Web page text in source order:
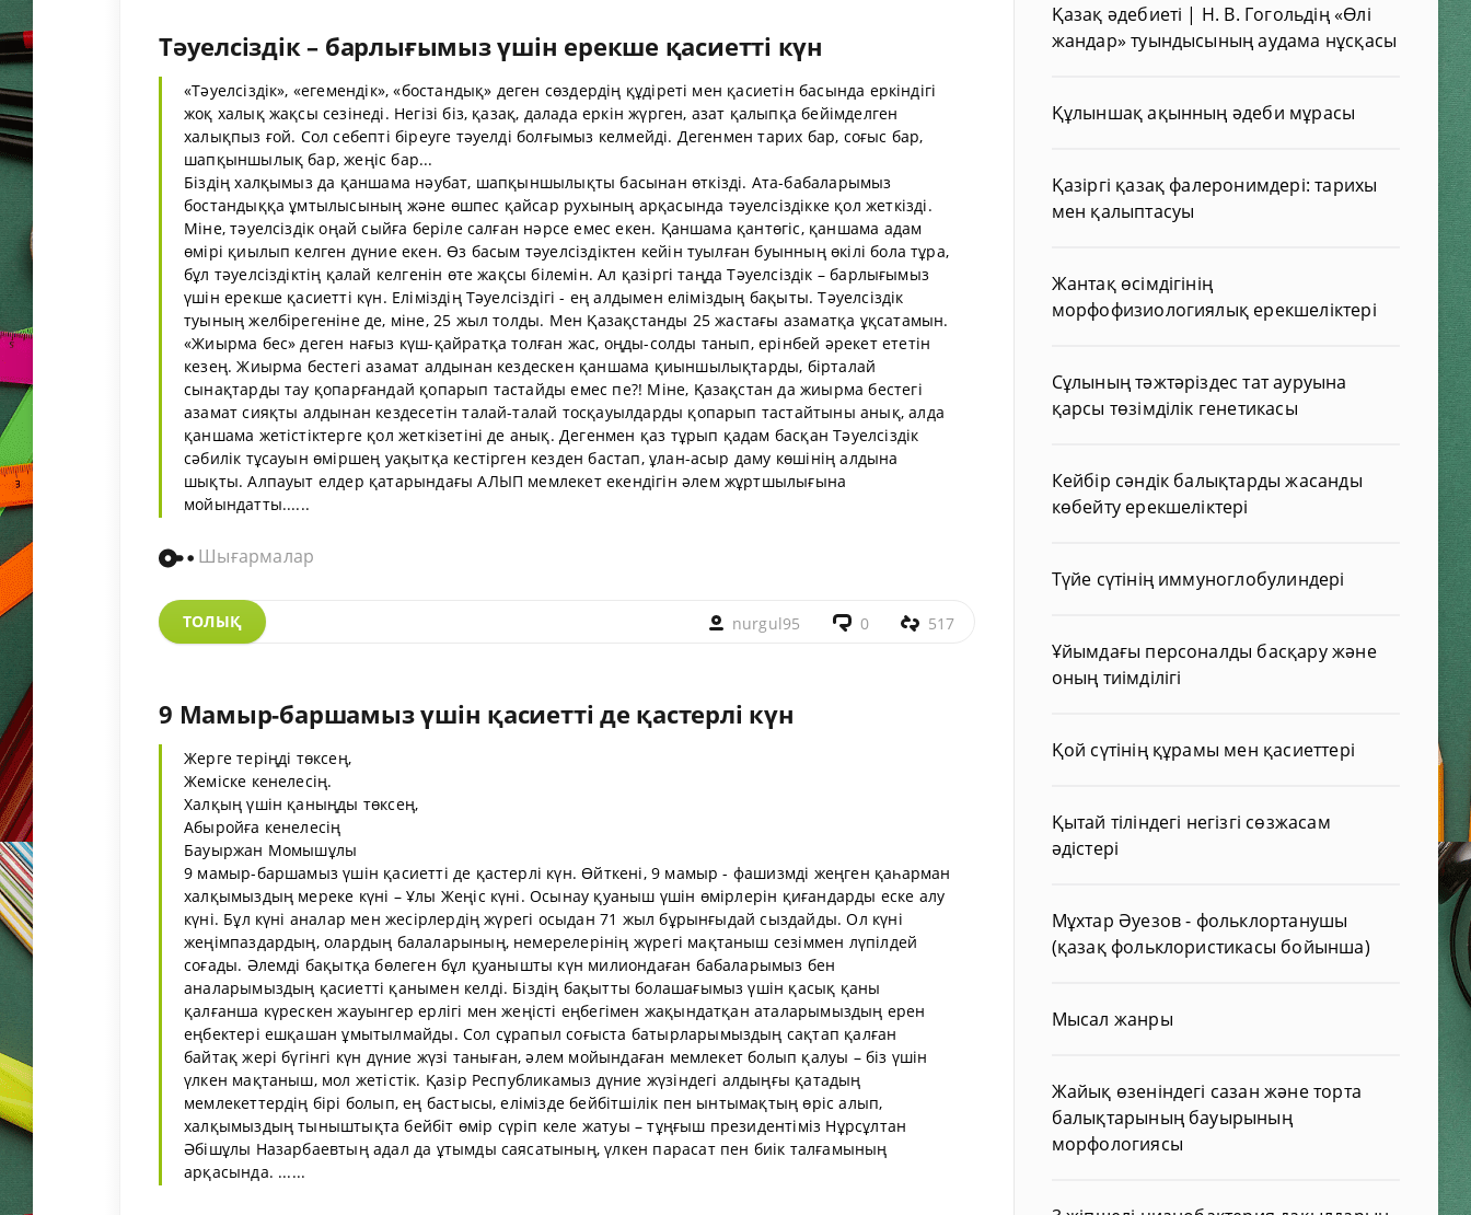
Тәуелсіздік – барлығымыз үшін ерекше қасиетті күн
«Тәуелсіздік», «егемендік», «бостандық» деген сөздердің құдіреті мен қасиетін басында еркіндігі
жоқ халық жақсы сезінеді. Негізі біз, қазақ, далада еркін жүрген, азат қалыпқа бейімделген
халықпыз ғой. Сол себепті біреуге тәуелді болғымыз келмейді. Дегенмен тарих бар, соғыс бар,
шапқыншылық бар, жеңіс бар...
Біздің халқымыз да қаншама нәубат, шапқыншылықты басынан өткізді. Ата-бабаларымыз
бостандыққа ұмтылысының және өшпес қайсар рухының арқасында тәуелсіздікке қол жеткізді.
Міне, тәуелсіздік оңай сыйға беріле салған нәрсе емес екен. Қаншама қантөгіс, қаншама адам
өмірі қиылып келген дүние екен. Өз басым тәуелсіздіктен кейін туылған буынның өкілі бола тұра,
бұл тәуелсіздіктің қалай келгенін өте жақсы білемін. Ал қазіргі таңда Тәуелсіздік – барлығымыз
үшін ерекше қасиетті күн. Еліміздің Тәуелсіздігі - ең алдымен еліміздың бақыты. Тәуелсіздік
туының желбірегеніне де, міне, 25 жыл толды. Мен Қазақстанды 25 жастағы азаматқа ұқсатамын.
«Жиырма бес» деген нағыз күш-қайратқа толған жас, оңды-солды танып, ерінбей әрекет ететін
кезең. Жиырма бестегі азамат алдынан кездескен қаншама қиыншылықтарды, бірталай
сынақтарды тау қопарғандай қопарып тастайды емес пе?! Міне, Қазақстан да жиырма бестегі
азамат сияқты алдынан кездесетін талай-талай тосқауылдарды қопарып тастайтыны анық, алда
қаншама жетістіктерге қол жеткізетіні де анық. Дегенмен қаз тұрып қадам басқан Тәуелсіздік
сәбилік тұсауын өміршең уақытқа кестірген кезден бастап, ұлан-асыр даму көшінің алдына
шықты. Алпауыт елдер қатарындағы АЛЫП мемлекет екендігін әлем жұртшылығына
мойындатты......
Шығармалар
ТОЛЫҚ nurgul95 0 517
9 Мамыр-баршамыз үшін қасиетті де қастерлі күн
Жерге теріңді төксең,
Жеміске кенелесің.
Халқың үшін қаныңды төксең,
Абыройға кенелесің
Бауыржан Момышұлы
9 мамыр-баршамыз үшін қасиетті де қастерлі күн. Өйткені, 9 мамыр - фашизмді жеңген қаһарман
халқымыздың мереке күні – Ұлы Жеңіс күні. Осынау қуаныш үшін өмірлерін қиғандарды еске алу
күні. Бұл күні аналар мен жесірлердің жүрегі осыдан 71 жыл бұрынғыдай сыздайды. Ол күні
жеңімпаздардың, олардың балаларының, немерелерінің жүрегі мақтаныш сезіммен лүпілдей
соғады. Әлемді бақытқа бөлеген бұл қуанышты күн милиондаған бабаларымыз бен
аналарымыздың қасиетті қанымен келді. Біздің бақытты болашағымыз үшін қасық қаны
қалғанша күрескен жауынгер ерлігі мен жеңісті еңбегімен жақындатқан аталарымыздың ерен
еңбектері ешқашан ұмытылмайды. Сол сұрапыл соғыста батырларымыздың сақтап қалған
байтақ жері бүгінгі күн дүние жүзі таныған, әлем мойындаған мемлекет болып қалуы – біз үшін
үлкен мақтаныш, мол жетістік. Қазір Республикамыз дүние жүзіндегі алдыңғы қатадың
мемлекеттердің бірі болып, ең бастысы, елімізде бейбітшілік пен ынтымақтың өріс алып,
халқымыздың тыныштықта бейбіт өмір сүріп келе жатуы – тұңғыш президентіміз Нұрсұлтан
Әбішұлы Назарбаевтың адал да ұтымды саясатының, үлкен парасат пен биік талғамының
арқасында. ......
Қазақ әдебиеті | Н. В. Гогольдің «Өлі
жандар» туындысының аудама нұсқасы
Құлыншақ ақынның әдеби мұрасы
Қазіргі қазақ фалеронимдері: тарихы
мен қалыптасуы
Жантақ өсімдігінің
морфофизиологиялық ерекшеліктері
Сұлының тәжтәріздес тат ауруына
қарсы төзімділік генетикасы
Кейбір сәндік балықтарды жасанды
көбейту ерекшеліктері
Түйе сүтінің иммуноглобулиндері
Ұйымдағы персоналды басқару және
оның тиімділігі
Қой сүтінің құрамы мен қасиеттері
Қытай тіліндегі негізгі сөзжасам
әдістері
Мұхтар Әуезов - фольклортанушы
(қазақ фольклористикасы бойынша)
Мысал жанры
Жайық өзеніндегі сазан және торта
балықтарының бауырының
морфологиясы